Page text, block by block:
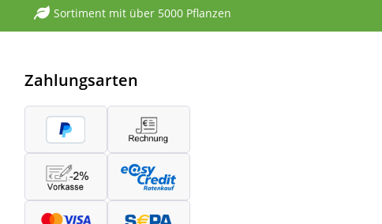
Sortiment mit über 5000 Pflanzen
Zahlungsarten